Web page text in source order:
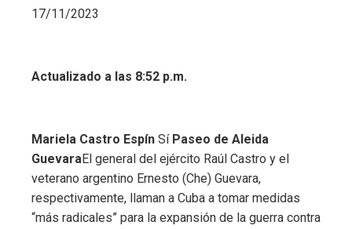
17/11/2023
Actualizado a las 8:52 p.m.
Mariela Castro Espín Sí Paseo de Aleida
GuevaraEl general del ejército Raúl Castro y el
veterano argentino Ernesto (Che) Guevara,
respectivamente, llaman a Cuba a tomar medidas
“más radicales” para la expansión de la guerra contra